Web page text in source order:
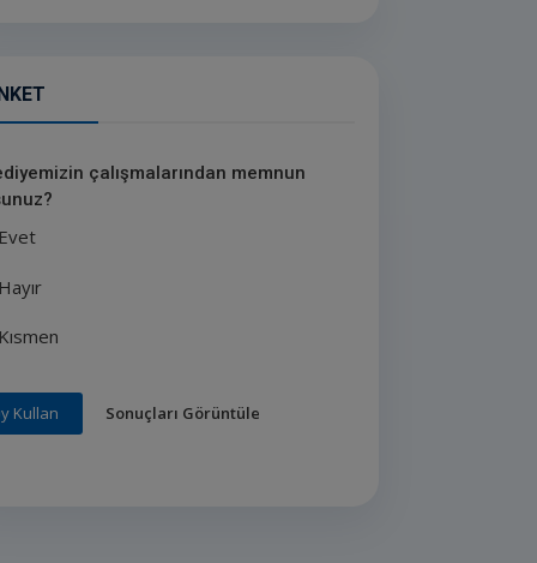
çalışmalarından memnun
Evet
Hayır
Kısmen
Kullan Sonuçları Görüntüle